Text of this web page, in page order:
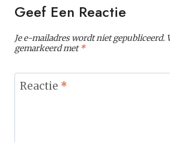
Geef Een Reactie
Je e-mailadres wordt niet gepubliceerd.
gemarkeerd met*
Reactie *